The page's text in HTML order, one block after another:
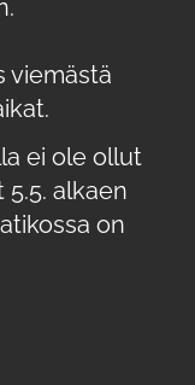
viemästä
ei ole ollut
alkaen
on